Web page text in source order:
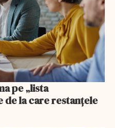
pe „lista
la care restanțele